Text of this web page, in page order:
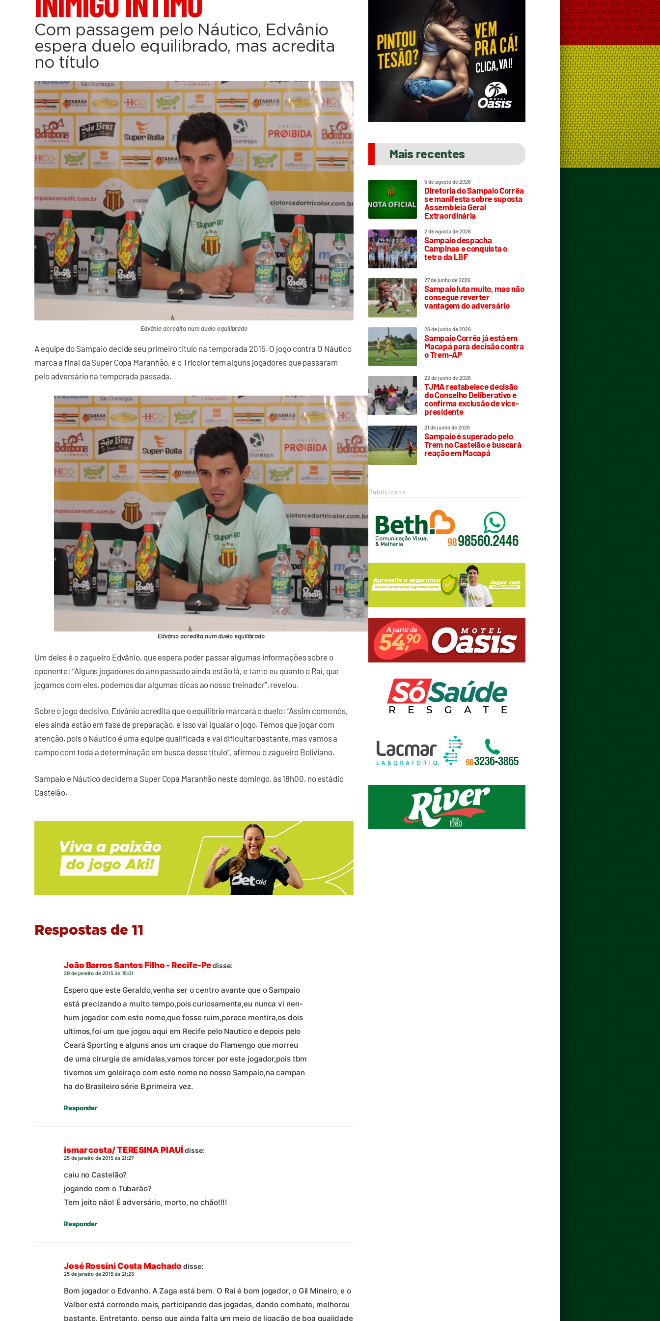
Com passagem pelo Náutico, Edvânio
espera duelo equilibrado, mas acredita
no título
Edvânio acredita num duelo equilibrado
A equipe do Sampaio decide seu primeiro titulo na temporada 2015. O jogo contra O Náutico
marca a final da Super Copa Maranhão, e o Tricolor tem alguns jogadores que passaram
pelo adversário na temporada passada.
Edvânio acredita num duelo equilibrado
Um deles é o zagueiro Edvânio, que espera poder passar algumas informações sobre o
oponente: “Alguns jogadores do ano passado ainda estão lá, e tanto eu quanto o Raí, que
jogamos com eles, podemos dar algumas dicas ao nosso treinador”, revelou.
Sobre o jogo decisivo, Edvânio acredita que o equilíbrio marcará o duelo: “Assim como nós,
eles ainda estão em fase de preparação, e isso vai igualar o jogo. Temos que jogar com
atenção, pois o Náutico é uma equipe qualificada e vai dificultar bastante, mas vamos a
campo com toda a determinação em busca desse título”, afirmou o zagueiro Boliviano.
Sampaio e Náutico decidem a Super Copa Maranhão neste domingo, às 18h00, no estádio
Castelão.
Respostas de 11
João Barros Santos Filho - Recife-Pedisse:
29 de janeiro de 2015 às 15:01
Espero que este Geraldo,venha ser o centro avante que o Sampaio
está precizando a muito tempo,pois curiosamente,eu nunca vi nen-
hum jogador com este nome,que fosse ruim,parece mentira,os dois
ultimos,foi um que jogou aqui em Recife pelo Nautico e depois pelo
Ceará Sporting e alguns anos um craque do Flamengo que morreu
de uma cirurgia de amídalas,vamos torcer por este jogador,pois tbm
tivemos um goleiraço com este nome no nosso Sampaio,na campan
ha do Brasileiro série B,primeira vez.
Responder
ismar costa/ TERESINA PIAUÍdisse:
25 de janeiro de 2015 às 21:27
caiu no Castelão?
jogando com o Tubarão?
Tem jeito não! É adversário, morto, no chão!!!!
Responder
José Rossini Costa Machado disse:
25 de janeiro de 2015 às 21:25
Bom jogador o Edvanho. A Zaga está bem. O Rai é bom jogador, o Gil Mineiro, e o
Valber está correndo mais, participando das jogadas, dando combate, melhorou
bastante. Entretanto, penso que ainda falta um meio de ligação de boa qualidade
Mais recentes
5 de agosto de 2026
Diretoria do Sampaio Corrêa
se manifesta sobre suposta
Assembleia Geral
Extraordinária
2 de agosto de 2026
Sampaio despacha
Campinas e conquista o
tetra da LBF
27 de junho de 2026
Sampaio luta muito, mas não
consegue reverter
vantagem do adversário
26 de junho de 2026
Sampaio Corrêa já está em
Macapá para decisão contra
o Trem-AP
22 de junho de 2026
TJMA restabelece decisão
do Conselho Deliberativo e
confirma exclusão de vice-
presidente
21 de junho de 2026
Sampaio é superado pelo
Trem no Castelão e buscará
reação em Macapá
Publicidade